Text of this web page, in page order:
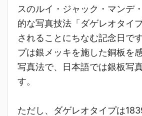
スのルイ・ジャック・マンデ
的な写真技法「ダゲレオタイ
されることにちなむ記念日で
プは銀メッキを施した銅板を
写真法で、日本語では銀板写
す。
ただし、ダゲレオタイプは